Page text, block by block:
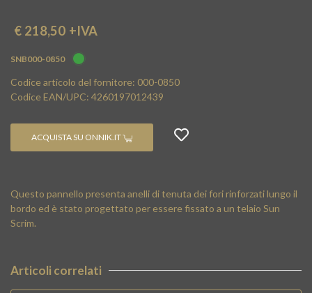
€ 218,50 +IVA
SNB000-0850
Codice articolo del fornitore: 000-0850
Codice EAN/UPC: 4260197012439
ACQUISTA SU ONNIK.IT
Questo pannello presenta anelli di tenuta dei fori rinforzati lungo il
bordo ed è stato progettato per essere fissato a un telaio Sun
Scrim.
Articoli correlati